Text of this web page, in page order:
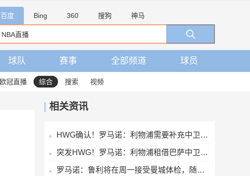
百度 Bing 360 搜狗 神马
球队 赛事 全部频道 球员
欧冠直播 综合 搜索 视频
相关资讯
HWG确认！罗马诺：利物浦需要补充中卫深度，如今出手签下阿劳霍
突发HWG！罗马诺：利物浦租借巴萨中卫阿劳霍达口头协议
罗马诺：鲁利将在周一接受曼城体检，随后官宣